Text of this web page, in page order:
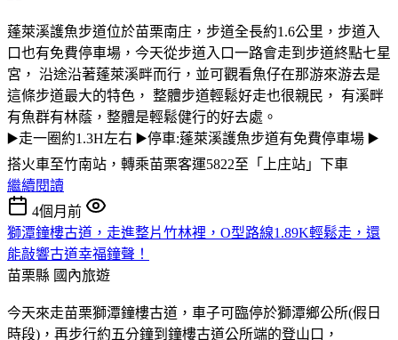
蓬萊溪護魚步道位於苗栗南庄，步道全長約1.6公里，步道入
口也有免費停車場，今天從步道入口一路會走到步道終點七星
宮， 沿途沿著蓬萊溪畔而行，並可觀看魚仔在那游來游去是
這條步道最大的特色， 整體步道輕鬆好走也很親民， 有溪畔
有魚群有林蔭，整體是輕鬆健行的好去處。
▶️走一圈約1.3H左右 ▶️停車:蓬萊溪護魚步道有免費停車場 ▶️
搭火車至竹南站，轉乘苗栗客運5822至「上庄站」下車
繼續閱讀
4個月前
獅潭鐘樓古道，走進整片竹林裡，O型路線1.89K輕鬆走，還
能敲響古道幸福鐘聲！
苗栗縣 國內旅遊
今天來走苗栗獅潭鐘樓古道，車子可臨停於獅潭鄉公所(假日
時段)，再步行約五分鐘到鐘樓古道公所端的登山口，